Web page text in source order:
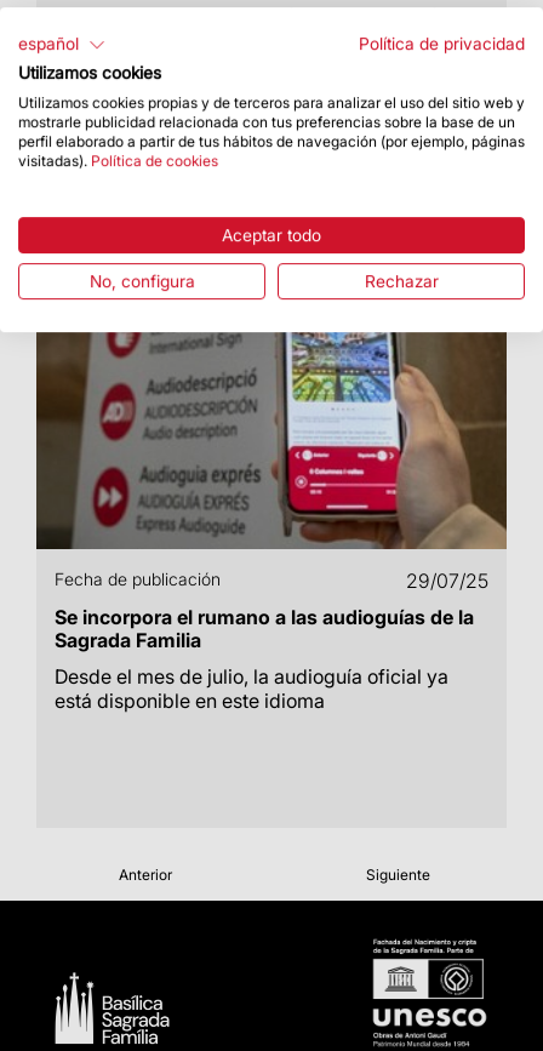
los próximos meses
Fecha de publicación
29/07/25
Se incorpora el rumano a las audioguías de la
Sagrada Familia
Desde el mes de julio, la audioguía oficial ya
está disponible en este idioma
Anterior Siguiente
español
Política de privacidad
Utilizamos cookies
Utilizamos cookies propias y de terceros para analizar el uso del sitio web y
mostrarle publicidad relacionada con tus preferencias sobre la base de un
perfil elaborado a partir de tus hábitos de navegación (por ejemplo, páginas
visitadas). Política de cookies
Aceptar todo
No, configura Rechazar